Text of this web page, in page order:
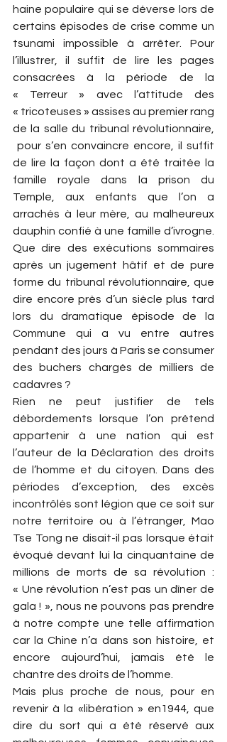
haine populaire qui se déverse lors de
certains épisodes de crise comme un
tsunami impossible à arrêter. Pour
l’illustrer, il suffit de lire les pages
consacrées à la période de la
« Terreur » avec l’attitude des
« tricoteuses » assises au premier rang
de la salle du tribunal révolutionnaire,
pour s’en convaincre encore, il suffit
de lire la façon dont a été traitée la
famille royale dans la prison du
Temple, aux enfants que l’on a
arrachés à leur mère, au malheureux
dauphin confié à une famille d’ivrogne.
Que dire des exécutions sommaires
après un jugement hâtif et de pure
forme du tribunal révolutionnaire, que
dire encore près d’un siècle plus tard
lors du dramatique épisode de la
Commune qui a vu entre autres
pendant des jours à Paris se consumer
des buchers chargés de milliers de
cadavres ?
Rien ne peut justifier de tels
débordements lorsque l’on prétend
appartenir à une nation qui est
l’auteur de la Déclaration des droits
de l’homme et du citoyen. Dans des
périodes d’exception, des excès
incontrôlés sont légion que ce soit sur
notre territoire ou à l’étranger, Mao
Tse Tong ne disait-il pas lorsque était
évoqué devant lui la cinquantaine de
millions de morts de sa révolution :
« Une révolution n’est pas un dîner de
gala ! », nous ne pouvons pas prendre
à notre compte une telle affirmation
car la Chine n’a dans son histoire, et
encore aujourd’hui, jamais été le
chantre des droits de l’homme.
Mais plus proche de nous, pour en
revenir à la «libération » en1944, que
dire du sort qui a été réservé aux